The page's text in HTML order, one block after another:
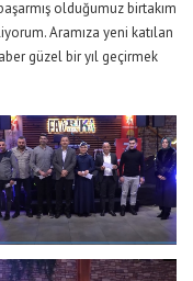
olduğumuz birtakım
Aramıza yeni katılan
güzel bir yıl geçirmek